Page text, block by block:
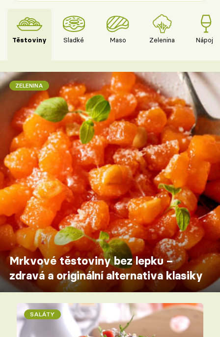
Těstoviny Sladké Maso Zelenina Nápoje
ZELENINA
Mrkvové těstoviny bez lepku –
zdravá a originální alternativa klasiky
SALÁTY